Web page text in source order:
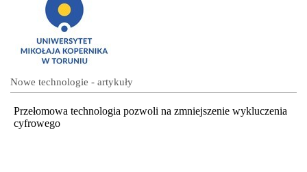
Nowe technologie - artykuły
Przełomowa technologia pozwoli na zmniejszenie wykluczenia
cyfrowego